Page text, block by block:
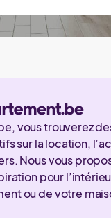
vous trouverez
sur la location,
Nous vous
pour
ou de votre